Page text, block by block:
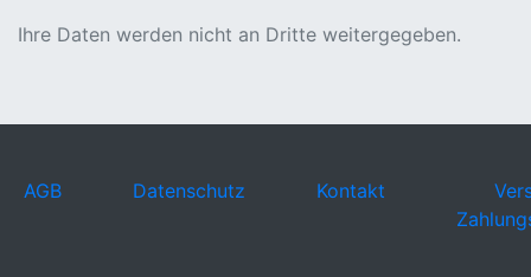
Ihre Daten werden nicht an Dritte weitergegeben.
AGB Datenschutz Kontakt